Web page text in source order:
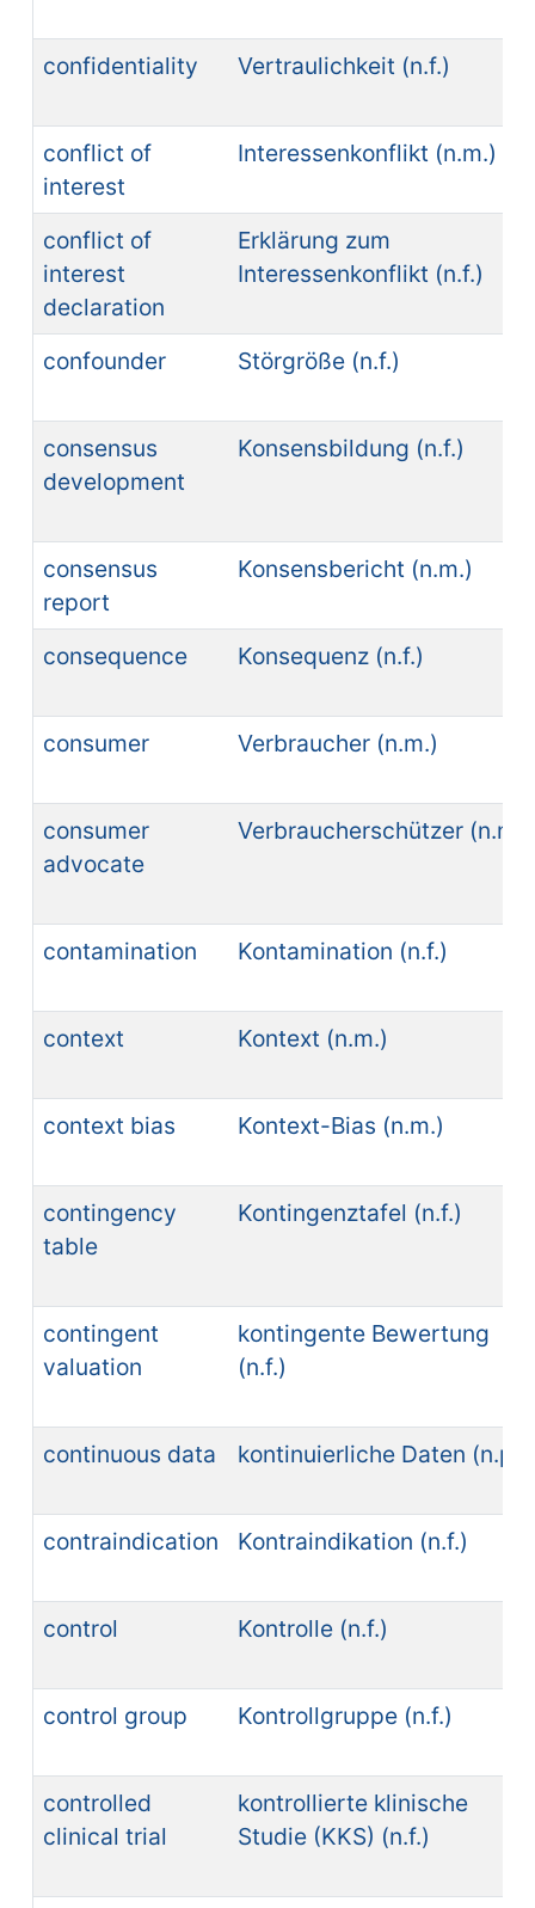
confidentiality Vertraulichkeit (n.f.)
conflict of
interest
Interessenkonflikt (n.m.)
conflict of
interest
declaration
Erklärung zum
Interessenkonflikt (n.f.)
confounder Störgröße (n.f.)
consensus
development
Konsensbildung (n.f.)
consensus
report
Konsensbericht (n.m.)
consequence Konsequenz (n.f.)
consumer Verbraucher (n.m.)
consumer
advocate
Verbraucherschützer (n.m.)
contamination Kontamination (n.f.)
context Kontext (n.m.)
context bias Kontext-Bias (n.m.)
contingency
table
Kontingenztafel (n.f.)
contingent
valuation
kontingente Bewertung
(n.f.)
continuous data kontinuierliche Daten (n.p.)
contraindication Kontraindikation (n.f.)
control Kontrolle (n.f.)
control group Kontrollgruppe (n.f.)
controlled
clinical trial
kontrollierte klinische
Studie (KKS) (n.f.)